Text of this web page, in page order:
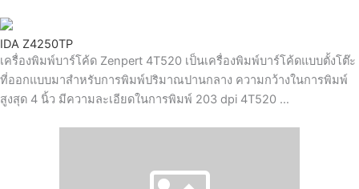
IDA Z4250TP
เครื่องพิมพ์บาร์โค้ด Zenpert 4T520 เป็นเครื่องพิมพ์บาร์โค้ดแบบตั้งโต๊ะ
ที่ออกแบบมาสำหรับการพิมพ์ปริมาณปานกลาง ความกว้างในการพิมพ์
สูงสุด 4 นิ้ว มีความละเอียดในการพิมพ์ 203 dpi 4T520 …